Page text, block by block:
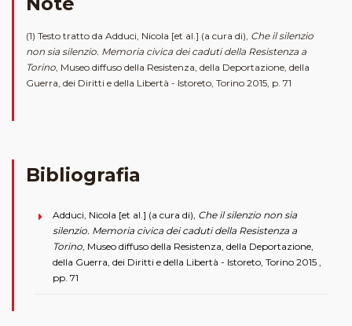
(1) Testo tratto da Adduci, Nicola [et al.] (a cura di), Che il silenzio
non sia silenzio. Memoria civica dei caduti della Resistenza a
Torino, Museo diffuso della Resistenza, della Deportazione, della
Guerra, dei Diritti e della Libertà - Istoreto, Torino 2015, p. 71
Bibliografia
Adduci, Nicola [et al.] (a cura di), Che il silenzio non sia
silenzio. Memoria civica dei caduti della Resistenza a
Torino, Museo diffuso della Resistenza, della Deportazione,
della Guerra, dei Diritti e della Libertà - Istoreto, Torino 2015 ,
pp. 71